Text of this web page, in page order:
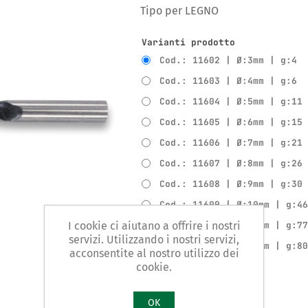
Tipo per LEGNO
Varianti prodotto
Cod.: 11602 | Ø:3mm | g:4
Cod.: 11603 | Ø:4mm | g:6
Cod.: 11604 | Ø:5mm | g:11
Cod.: 11605 | Ø:6mm | g:15
Cod.: 11606 | Ø:7mm | g:21
Cod.: 11607 | Ø:8mm | g:26
Cod.: 11608 | Ø:9mm | g:30
Cod.: 11609 | Ø:10mm | g:46
Cod.: 11610 | Ø:11mm | g:77
Cod.: 11611 | Ø:12mm | g:80
I cookie ci aiutano a offrire i nostri
servizi. Utilizzando i nostri servizi,
acconsentite al nostro utilizzo dei
cookie.
OK